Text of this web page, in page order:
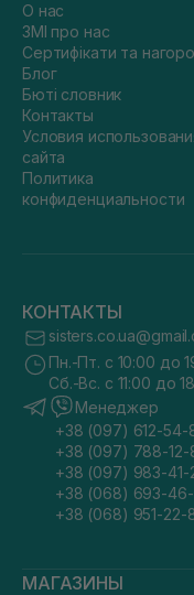
О нас
ЗМІ про нас
Сертифікати та
Блог
Бюті словник
Контакты
Условия
сайта
Политика
конфиденциальности
КОНТАКТЫ
Пн.-Пт. с 10:00 до
Сб.-Вс. с 11:00 до
Менеджер
+38 (097) 612-54-
+38 (097) 788-12-
+38 (097) 983-41-
+38 (068) 693-
+38 (068) 951-22-
МАГАЗИНЫ